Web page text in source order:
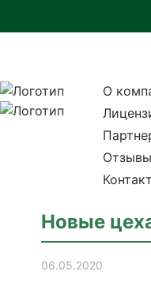
О
Отзывы
Новые
06.05.2020